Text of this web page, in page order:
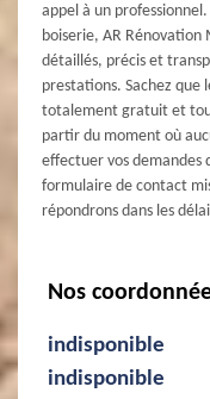
appel à un
boiserie, AR Rénovation
détaillés, précis et
prestations. Sachez que
totalement gratuit et
partir du moment où
effectuer vos demandes
formulaire de contact
répondrons dans les
Nos
indisponible
indisponible